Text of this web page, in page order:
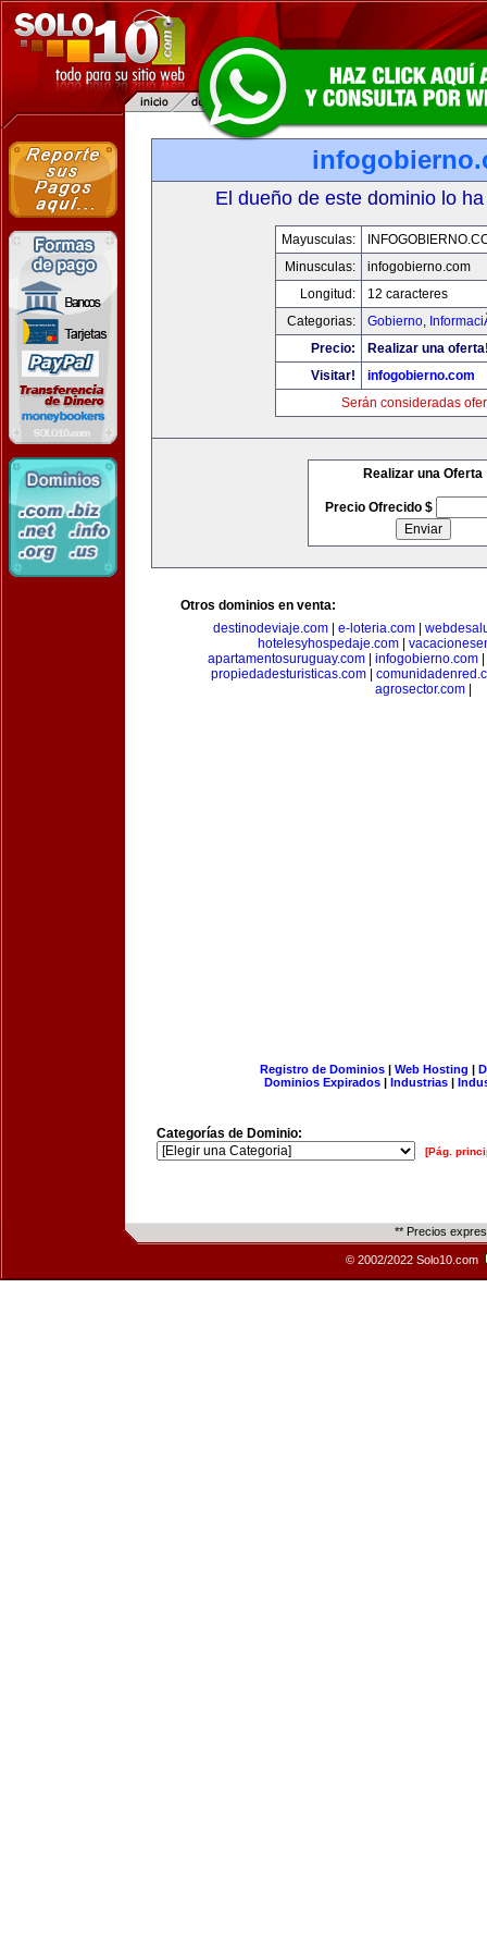
El dueño de este dominio lo
Mayusculas:
Minusculas:
infogobierno.com
Longitud:
12 caracteres
Categorias:
Gobierno,
Precio:
Realizar una
Visitar!
infogobierno.com
Serán consideradas
Realizar una Oferta
Precio Ofrecido $
Otros dominios en venta:
destinodeviaje.com
e-loteria.com
hotelesyhospedaje.com
apartamentosuruguay.com
infogobierno.com
propiedadesturisticas.com|
agrosector.com|
Registro de Dominios| Web Hosting |
Dominios Expirados | Industrias |
Categorías de Dominio:
[Pág.
** Precios
© 2002/2022 Solo10.com